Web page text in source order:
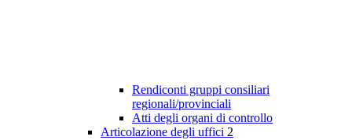
Rendiconti gruppi consiliari
regionali/provinciali
Atti degli organi di controllo
Articolazione degli uffici 2